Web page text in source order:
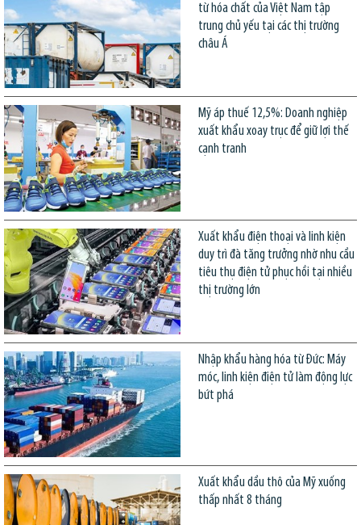
từ hóa chất của Việt Nam tập
trung chủ yếu tại các thị trường
châu Á
Mỹ áp thuế 12,5%: Doanh nghiệp
xuất khẩu xoay trục để giữ lợi thế
cạnh tranh
Xuất khẩu điện thoại và linh kiện
duy trì đà tăng trưởng nhờ nhu cầu
tiêu thụ điện tử phục hồi tại nhiều
thị trường lớn
Nhập khẩu hàng hóa từ Đức: Máy
móc, linh kiện điện tử làm động lực
bứt phá
Xuất khẩu dầu thô của Mỹ xuống
thấp nhất 8 tháng